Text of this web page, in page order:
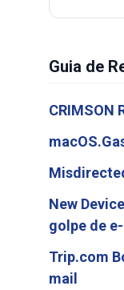
Guia de
CRIMSON
New
golpe de
Trip.com
mail